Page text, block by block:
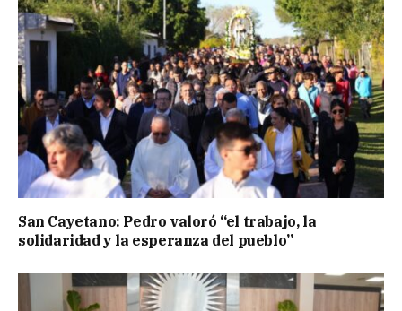
San Cayetano: Pedro valoró “el trabajo, la
solidaridad y la esperanza del pueblo”